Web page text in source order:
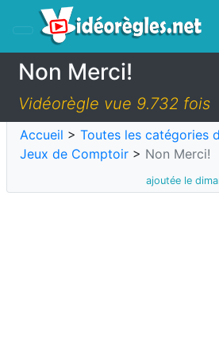
Non Merci!
Vidéorègle vue 9.732 fois
Accueil > Toutes les catégories
Jeux de Comptoir > Non Merci!
ajoutée le